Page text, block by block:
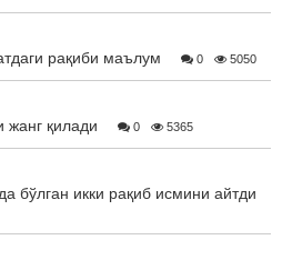
рақиби маълум 0 5050
жанг қилади 0 5365
бўлган икки рақиб исмини айтди